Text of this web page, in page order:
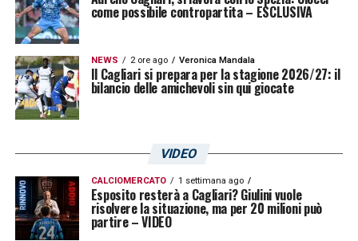
LA PLAYLIST DELLE NOSTRE TOP NEWS
come possibile contropartita – ESCLUSIVA
NEWS 2 ore ago Veronica Mandala
Il Cagliari si prepara per la stagione 2026/27: il
bilancio delle amichevoli sin qui giocate
VIDEO
CALCIOMERCATO 1 settimana ago
Esposito resterà a Cagliari? Giulini vuole
risolvere la situazione, ma per 20 milioni può
partire – VIDEO